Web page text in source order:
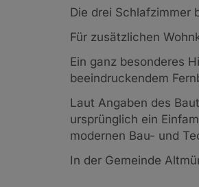
Die drei Schlafzimmer
Für zusätzlichen
Ein ganz besonderes
beeindruckendem
Laut Angaben des
ursprünglich ein
modernen Bau- und
In der Gemeinde